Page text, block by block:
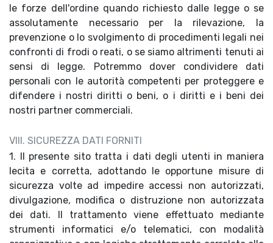
le forze dell'ordine quando richiesto dalle legge o se
assolutamente necessario per la rilevazione, la
prevenzione o lo svolgimento di procedimenti legali nei
confronti di frodi o reati, o se siamo altrimenti tenuti ai
sensi di legge. Potremmo dover condividere dati
personali con le autorità competenti per proteggere e
difendere i nostri diritti o beni, o i diritti e i beni dei
nostri partner commerciali.
VIII. SICUREZZA DATI FORNITI
1. Il presente sito tratta i dati degli utenti in maniera
lecita e corretta, adottando le opportune misure di
sicurezza volte ad impedire accessi non autorizzati,
divulgazione, modifica o distruzione non autorizzata
dei dati. Il trattamento viene effettuato mediante
strumenti informatici e/o telematici, con modalità